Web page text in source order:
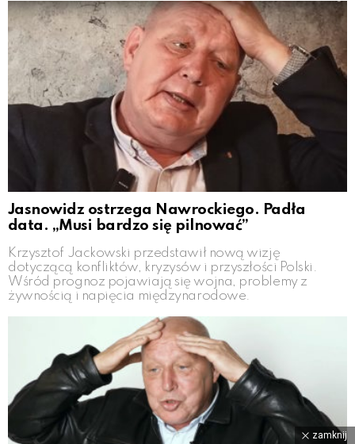
Jasnowidz ostrzega Nawrockiego. Padła
data. „Musi bardzo się pilnować”
Krzysztof Jackowski przedstawił nową wizję
dotyczącą konfliktów, kryzysów i przyszłości Polski.
Wśród prognoz pojawiają się wojna, problemy z
żywnością i napięcia międzynarodowe.
zamknij